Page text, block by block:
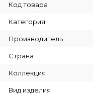
Код товара
Категория
Производитель
Страна
Коллекция
Вид изделия